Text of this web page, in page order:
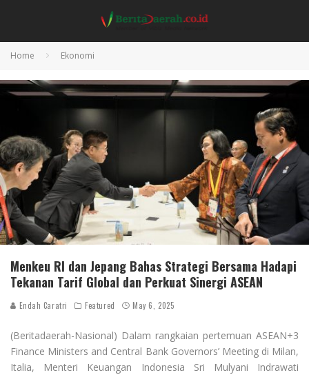
Home Ekonomi
Menkeu RI dan Jepang Bahas Strategi Bersama Hadapi
Tekanan Tarif Global dan Perkuat Sinergi ASEAN
Endah Caratri Featured May 6, 2025
(Beritadaerah-Nasional) Dalam rangkaian pertemuan ASEAN+3
Finance Ministers and Central Bank Governors’ Meeting di Milan,
Italia, Menteri Keuangan Indonesia Sri Mulyani Indrawati